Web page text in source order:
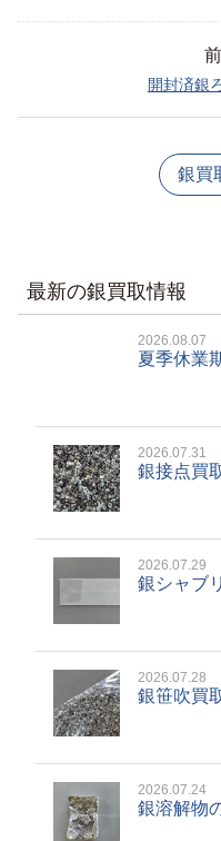
開封済銀
銀買
最新の銀買取情報
2026.08.07
夏季休業
2026.07.31
銀接点買
2026.07.29
銀シャブ
2026.07.28
銀笹吹買
2026.07.24
銀溶解物